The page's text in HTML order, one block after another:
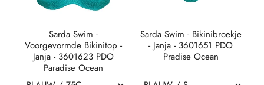
Sarda Swim -
Voorgevormde Bikinitop -
Janja - 3601623 PDO
Paradise Ocean
Sarda Swim - Bikinibroekje
- Janja - 3601651 PDO
Pradise Ocean